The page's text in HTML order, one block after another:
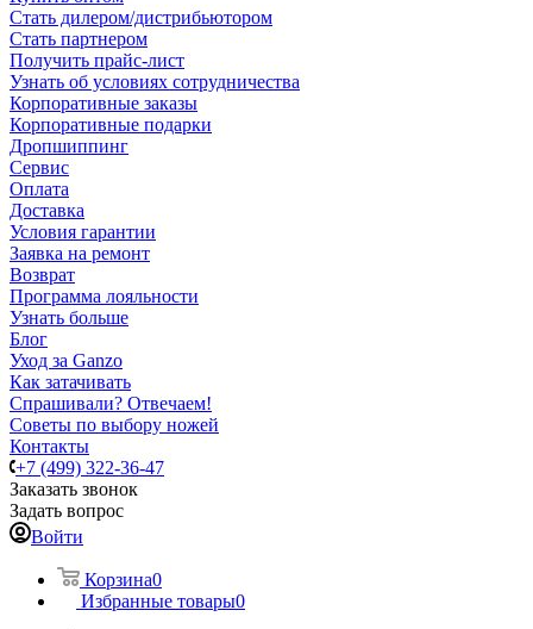
Стать дилером/дистрибьютором
Стать партнером
Получить прайс-лист
Узнать об условиях сотрудничества
Корпоративные заказы
Корпоративные подарки
Дропшиппинг
Сервис
Оплата
Доставка
Условия гарантии
Заявка на ремонт
Возврат
Программа лояльности
Узнать больше
Блог
Уход за Ganzo
Как затачивать
Спрашивали? Отвечаем!
Советы по выбору ножей
Контакты
+7 (499) 322-36-47
Заказать звонок
Задать вопрос
Войти
Корзина0
Избранные товары0